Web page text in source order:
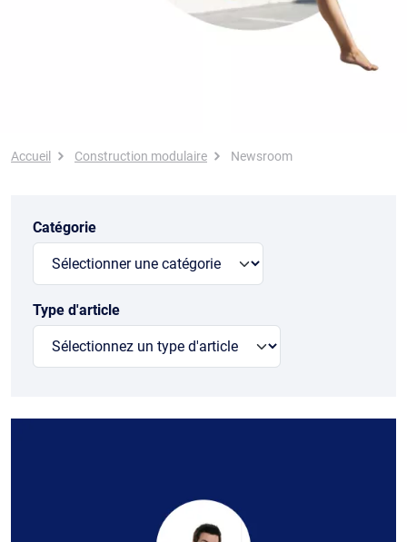
Fil d'Ariane
Accueil Construction modulaire Newsroom
Catégorie
Type d'article